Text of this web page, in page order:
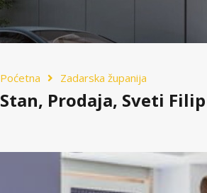
Poćetna Zadarska županija
Stan, Prodaja, Sveti